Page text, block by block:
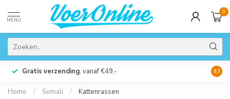
MENU
0
Gratis verzending, vanaf €49,- 9.7
Home / Somali / Kattenrassen